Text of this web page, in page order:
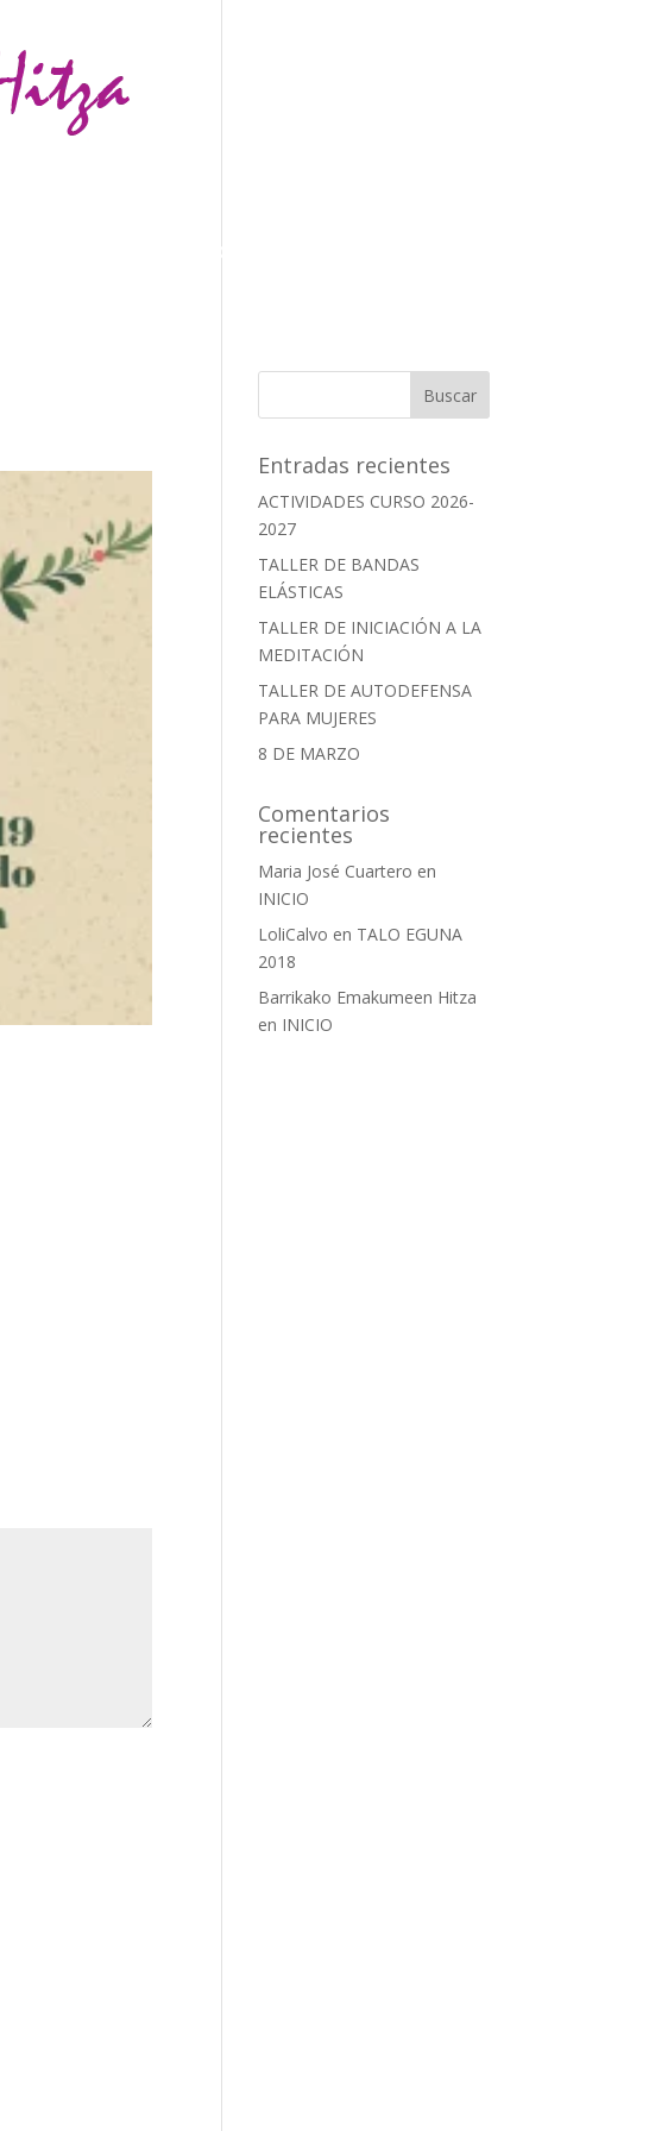
CONTACTO
Entradas recientes
ACTIVIDADES CURSO 2026-
2027
TALLER DE BANDAS
ELÁSTICAS
TALLER DE INICIACIÓN A LA
MEDITACIÓN
TALLER DE AUTODEFENSA
PARA MUJERES
8 DE MARZO
Comentarios
recientes
Maria José Cuartero en
INICIO
LoliCalvo en TALO EGUNA
2018
Barrikako Emakumeen Hitza
en INICIO